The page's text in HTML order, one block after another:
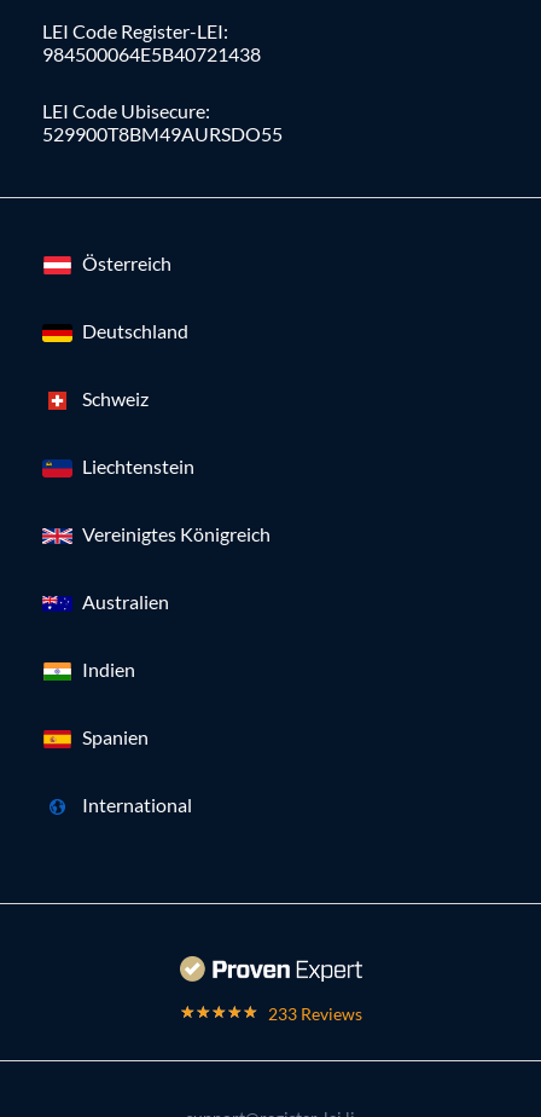
LEI Code Register-LEI:
984500064E5B40721438
LEI Code Ubisecure:
529900T8BM49AURSDO55
Österreich
Deutschland
Schweiz
Liechtenstein
Vereinigtes Königreich
Australien
Indien
Spanien
International
233 Reviews